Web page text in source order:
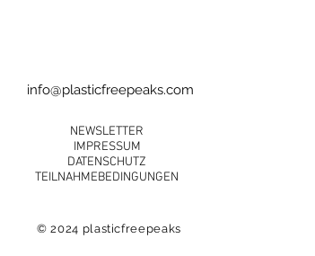
info@plasticfreepeaks.com
NEWSLETTER
IMPRESSUM
DATENSCHUTZ
TEILNAHMEBEDINGUNGEN
© 2024 plasticfreepeaks